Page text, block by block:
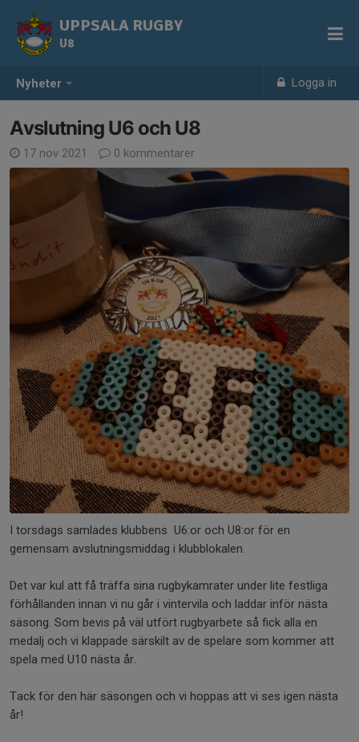
Nyheter Logga in
UPPSALA RUGBY
U8
Avslutning U6 och U8
17 nov 2021 0 kommentarer
I torsdags samlades klubbens U6:or och U8:or för en
gemensam avslutningsmiddag i klubblokalen.
Det var kul att få träffa sina rugbykamrater under lite festliga
förhållanden innan vi nu går i vintervila och laddar inför nästa
säsong. Som bevis på väl utfört rugbyarbete så fick alla en
medalj och vi klappade särskilt av de spelare som kommer att
spela med U10 nästa år.
Tack för den här säsongen och vi hoppas att vi ses igen nästa
år!